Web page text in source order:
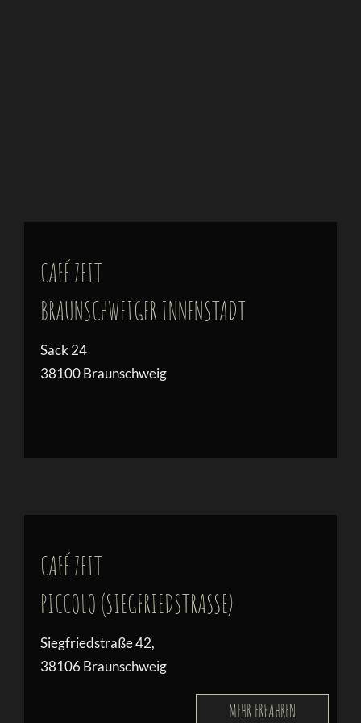
CAFÉ ZEIT
BRAUNSCHWEIGER INNENSTADT
Sack 24
38100 Braunschweig
CAFÉ ZEIT
PICCOLO (SIEGFRIEDSTRASSE)
Siegfriedstraße 42,
38106 Braunschweig
MEHR ERFAHREN